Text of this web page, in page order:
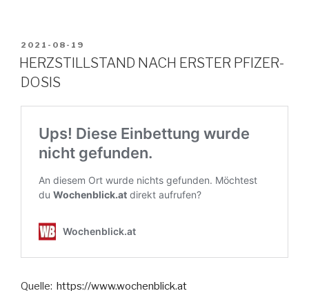
VERÖFFENTLICHT
AM
2021-08-19
HERZSTILLSTAND NACH ERSTER PFIZER-
DOSIS
Quelle: https://www.wochenblick.at